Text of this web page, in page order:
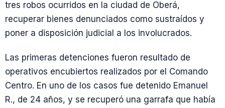
tres robos ocurridos en la ciudad de Oberá,
recuperar bienes denunciados como sustraídos y
poner a disposición judicial a los involucrados.
Las primeras detenciones fueron resultado de
operativos encubiertos realizados por el Comando
Centro. En uno de los casos fue detenido Emanuel
R., de 24 años, y se recuperó una garrafa que había